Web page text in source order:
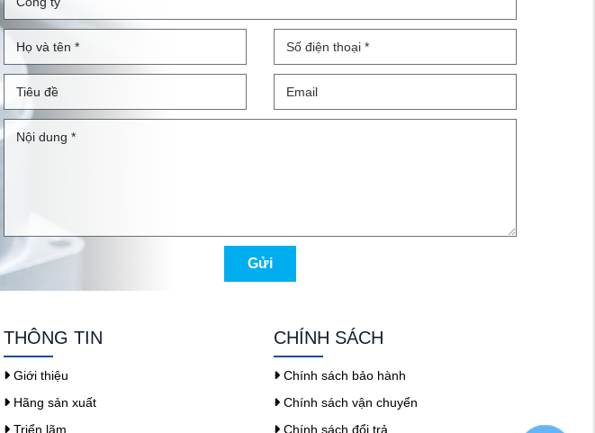
Gửi
THÔNG TIN
Giới thiệu
Hãng sản xuất
Triển lãm
CHÍNH SÁCH
Chính sách bảo hành
Chính sách vận chuyển
Chính sách đổi trả